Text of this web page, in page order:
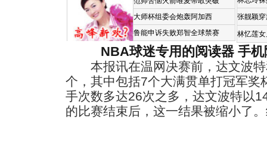
大师杯组委会炮轰阿加西
鲁能申诉失败郑智全球禁赛
张靓颖
林忆莲
NBA球迷专用的阅读器 手
本报讯在温网决赛前，达文波特
个，其中包括7个大满贯单打冠军奖
手次数多达26次之多，达文波特以
的比赛结束后，这一结果被缩小了。